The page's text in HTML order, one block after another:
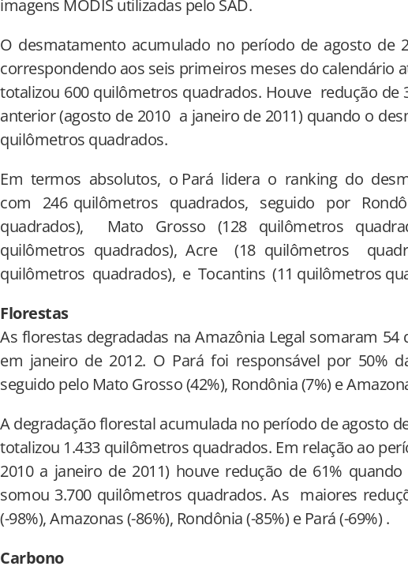
imagens MODIS utilizadas pelo SAD.
O desmatamento acumulado no período de agosto de
correspondendo aos seis primeiros meses do calendário
totalizou 600 quilômetros quadrados. Houve redução de
anterior (agosto de 2010 a janeiro de 2011) quando o
quilômetros quadrados.
Em termos absolutos, o Pará lidera o ranking do
com 246 quilômetros quadrados, seguido por
quadrados), Mato Grosso (128 quilômetros
quilômetros quadrados), Acre (18 quilômetros
quilômetros quadrados), e Tocantins (11 quilômetros
Florestas
As florestas degradadas na Amazônia Legal somaram
em janeiro de 2012. O Pará foi responsável por 50%
seguido pelo Mato Grosso (42%), Rondônia (7%) e
A degradação florestal acumulada no período de agosto
totalizou 1.433 quilômetros quadrados. Em relação ao
2010 a janeiro de 2011) houve redução de 61%
somou 3.700 quilômetros quadrados. As maiores
(-98%), Amazonas (-86%), Rondônia (-85%) e Pará (-69%) .
Carbono